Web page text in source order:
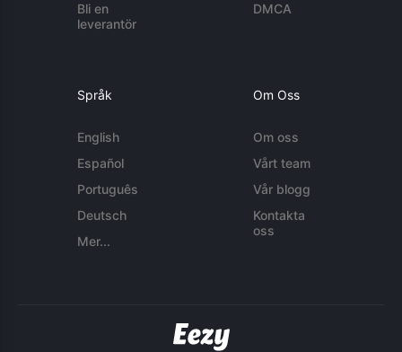
Bli en
leverantör
DMCA
Språk
English
Español
Português
Deutsch
Mer...
Om Oss
Om oss
Vårt team
Vår blogg
Kontakta
oss